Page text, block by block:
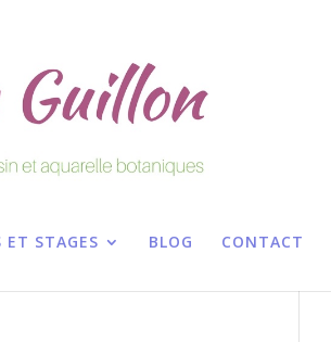
ET STAGES BLOG CONTACT